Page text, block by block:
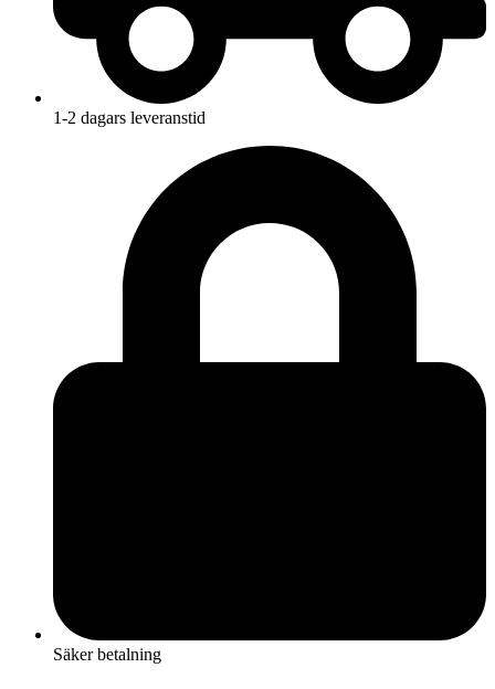
1-2 dagars leveranstid
Säker betalning